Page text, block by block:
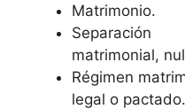
Matrimonio.
Separación
matrimonial,
Régimen
legal o pactado.